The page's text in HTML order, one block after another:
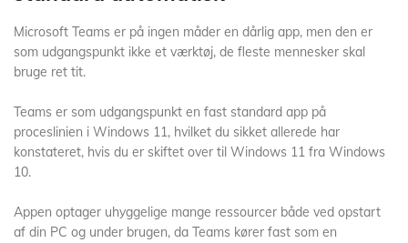
Microsoft Teams er på ingen måder en dårlig app, men den er
som udgangspunkt ikke et værktøj, de fleste mennesker skal
bruge ret tit.
Teams er som udgangspunkt en fast standard app på
proceslinien i Windows 11, hvilket du sikket allerede har
konstateret, hvis du er skiftet over til Windows 11 fra Windows
10.
Appen optager uhyggelige mange ressourcer både ved opstart
af din PC og under brugen, da Teams kører fast som en